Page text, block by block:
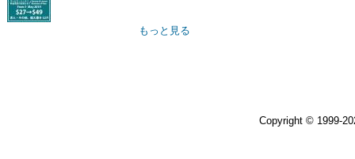
もっと見る
Copyright © 1999-